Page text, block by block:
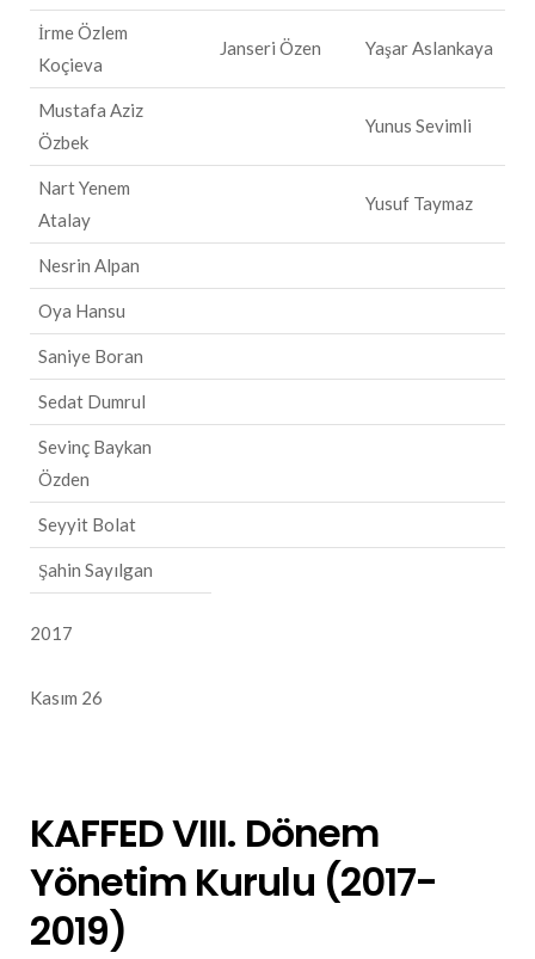
İrme Özlem
Koçieva
Janseri Özen Yaşar Aslankaya
Mustafa Aziz
Özbek
Yunus Sevimli
Nart Yenem
Atalay
Yusuf Taymaz
Nesrin Alpan
Oya Hansu
Saniye Boran
Sedat Dumrul
Sevinç Baykan
Özden
Seyyit Bolat
Şahin Sayılgan
2017
Kasım 26
KAFFED VIII. Dönem
Yönetim Kurulu (2017-
2019)